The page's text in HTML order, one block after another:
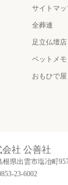
サイトマ
全葬連
足立仏壇店
ペットメ
おもひで屋
会社 公善社
根県出雲市塩冶町
23-6002